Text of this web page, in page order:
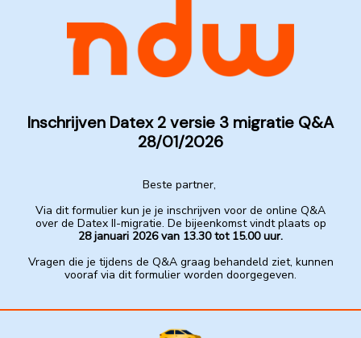
Inschrijven Datex 2 versie 3 migratie Q&A
28/01/2026
Beste partner,
Via dit formulier kun je je inschrijven voor de online Q&A
over de Datex II-migratie. De bijeenkomst vindt plaats op
28 januari 2026 van 13.30 tot 15.00 uur.
Vragen die je tijdens de Q&A graag behandeld ziet, kunnen
vooraf via dit formulier worden doorgegeven.